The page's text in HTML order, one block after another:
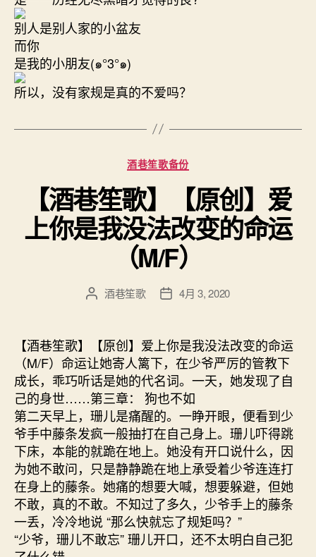
别人是别人家的小盆友
而你
是我的小朋友(๑°3°๑)
所以，没有家规是真的不爱吗？
分
类
酒巷笙歌备份
【酒巷笙歌】【原创】爱
上你是我没法改变的命运
（M/F）
文
者
酒巷笙歌
发
期
4月 3, 2020
【酒巷笙歌】【原创】爱上你是我没法改变的命运
（M/F）命运让她寄人篱下，在少爷严厉的管教下
成长，乖巧听话是她的代名词。一天，她发现了自
己的身世……第三章： 狗也不如
第二天早上，珊儿是痛醒的。一睁开眼，便看到少
爷手中藤条发疯一般抽打在自己身上。珊儿吓得跳
下床，本能的就跪在地上。她没有开口说什么，因
为她不敢问，只是静静跪在地上承受着少爷连连打
在身上的藤条。她痛的想要大喊，想要躲避，但她
不敢，真的不敢。不知过了多久，少爷手上的藤条
一丢，冷冷地说 “那么快就忘了规矩吗？”
“少爷，珊儿不敢忘” 珊儿开口，还不太明白自己犯